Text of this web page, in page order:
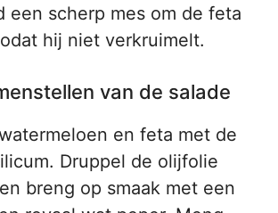
een scherp mes om de feta
hij niet verkruimelt.
van de salade
en feta met de
Druppel de olijfolie
breng op smaak met een